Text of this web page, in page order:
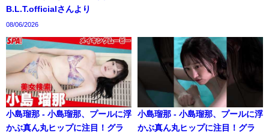
B.L.T.officialさんより
08/06/2026
小島瑠那 - 小島瑠那、プールに浮
かぶ真ん丸ヒップに注目！グラ
小島瑠那 - 小島瑠那、プールに浮
かぶ真ん丸ヒップに注目！グラ